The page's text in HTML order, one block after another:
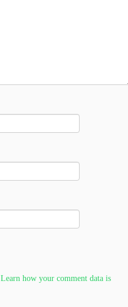
Learn how your comment data is